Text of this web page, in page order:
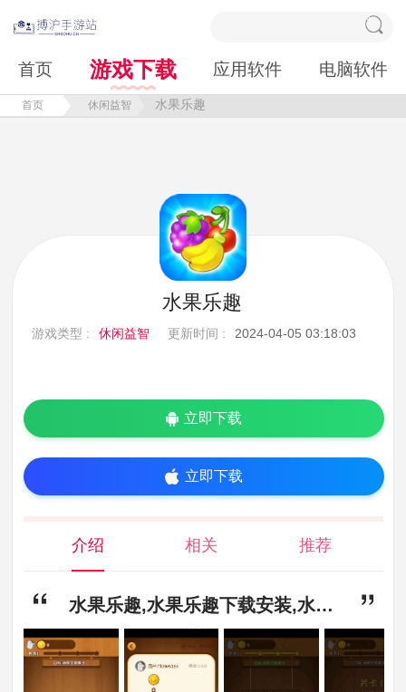
首页 游戏下载 应用软件 电脑软件
首页 休闲益智 水果乐趣
水果乐趣
游戏类型 : 休闲益智 更新时间 : 2024-04-05 03:18:03
立即下载
立即下载
介绍 相关 推荐
水果乐趣,水果乐趣下载安装,水果乐趣下载安装最新版